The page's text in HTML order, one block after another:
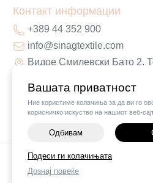
Вашата приватност
Ние користиме колачиња за да ви го
корисничко искуство на нашиот веб-
Одбивам
Подеси ги колачињата
Дознај повеќе
Контакт информации
+389 44 352 900
info@sinagtextile.com
Видое Смилевски Бато 2,
©2026Vendor x
Поставки за колачиња